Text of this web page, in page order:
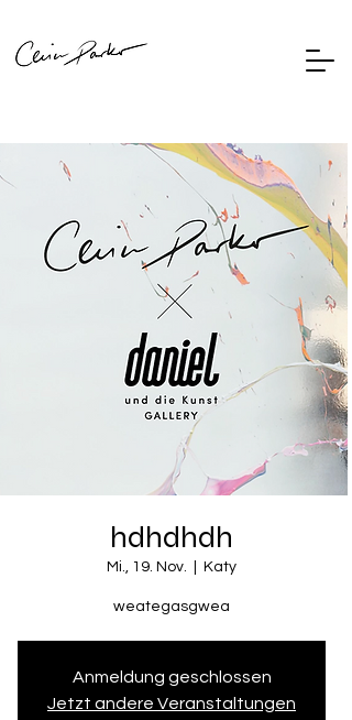
hdhdhdh
Mi., 19. Nov. Katy
weategasgwea
Anmeldung geschlossen
Jetzt andere Veranstaltungen